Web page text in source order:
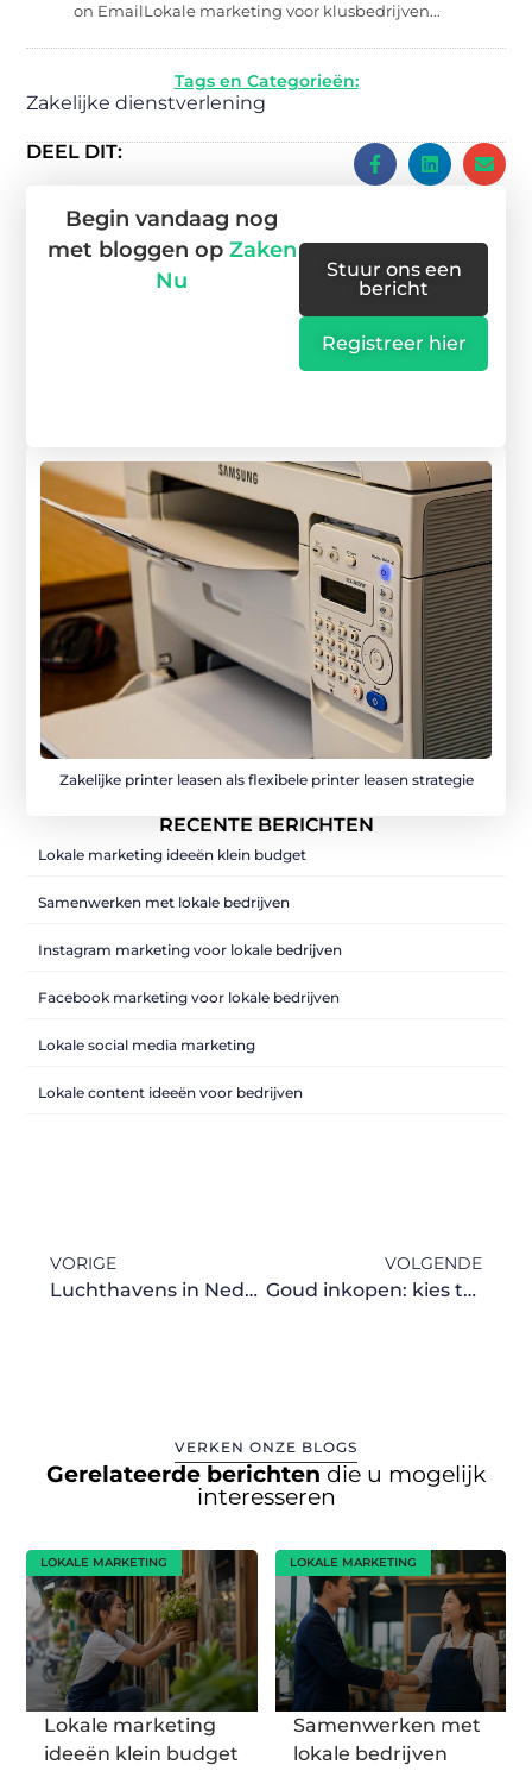
on EmailLokale marketing voor klusbedrijven...
Tags en Categorieën:
Zakelijke dienstverlening
DEEL DIT:
Zakelijke printer leasen als flexibele printer leasen strategie
RECENTE BERICHTEN
Lokale marketing ideeën klein budget
Samenwerken met lokale bedrijven
Instagram marketing voor lokale bedrijven
Facebook marketing voor lokale bedrijven
Lokale social media marketing
Lokale content ideeën voor bedrijven
Begin vandaag nog
met bloggen op Zaken
Nu
Stuur ons een
bericht
Registreer hier
VORIGE
Luchthavens in Nederland en het Belang van Taxivervoer
VOLGENDE
Goud inkopen: kies tussen baren of munten (en waarom)
VERKEN ONZE BLOGS
Gerelateerde berichten die u mogelijk
interesseren
LOKALE MARKETING
Lokale marketing
ideeën klein budget
LOKALE MARKETING
Samenwerken met
lokale bedrijven